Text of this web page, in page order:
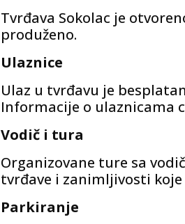
Tvrđava Sokolac je
produženo.
Ulaznice
Ulaz u tvrđavu je
Informacije o ulaznicama
Vodič i tura
Organizovane ture sa
tvrđave i zanimljivosti koje
Parkiranje